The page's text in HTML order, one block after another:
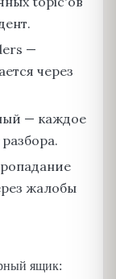
—
через
— каждое
жалобы
ящик: